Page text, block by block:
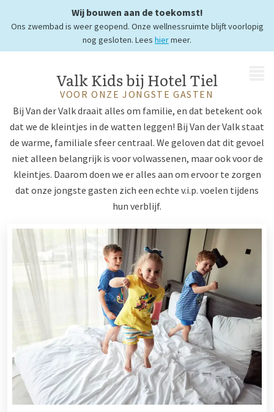
Wij bouwen aan de toekomst!
Ons zwembad is weer geopend. Onze wellnessruimte blijft voorlopig
nog gesloten. Lees hiermeer.
Voor onze jongste gasten
Valk Kids bij Hotel Tiel
VOOR ONZE JONGSTE GASTEN
Bij Van der Valk draait alles om familie, en dat betekent ook
dat we de kleintjes in de watten leggen! Bij Van der Valk staat
de warme, familiale sfeer centraal. We geloven dat dit gevoel
niet alleen belangrijk is voor volwassenen, maar ook voor de
kleintjes. Daarom doen we er alles aan om ervoor te zorgen
dat onze jongste gasten zich een echte v.i.p. voelen tijdens
hun verblijf.